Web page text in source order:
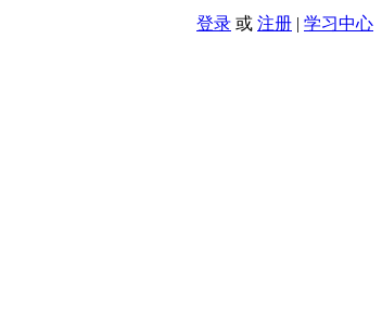
登录 或 注册 | 学习中心